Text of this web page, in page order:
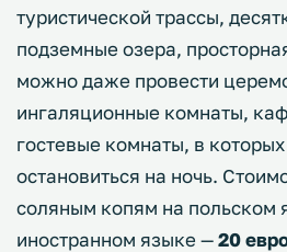
туристической трассы,
подземные озера,
можно даже провести
ингаляционные комнаты,
гостевые комнаты, в
остановиться на ночь.
соляным копям на польском
иностранном языке —20